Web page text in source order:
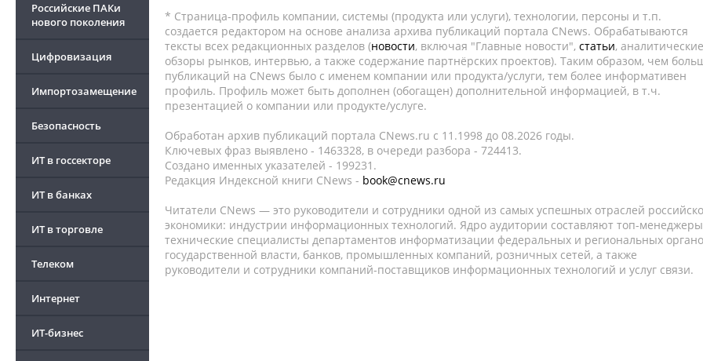
Российские ПАКи
нового поколения
Цифровизация
Импортозамещение
Безопасность
ИТ в госсекторе
ИТ в банках
ИТ в торговле
Телеком
Интернет
ИТ-бизнес
* Страница-профиль компании, системы (продукта или услуги), технологии, персоны и т.п.
создается редактором на основе анализа архива публикаций портала CNews. Обрабатываются
тексты всех редакционных разделов (новости, включая "Главные новости", статьи, аналитические
обзоры рынков, интервью, а также содержание партнёрских проектов). Таким образом, чем
публикаций на CNews было с именем компании или продукта/услуги, тем более информативен
профиль. Профиль может быть дополнен (обогащен) дополнительной информацией, в т.ч.
презентацией о компании или продукте/услуге.
Обработан архив публикаций портала CNews.ru c 11.1998 до 08.2026 годы.
Ключевых фраз выявлено - 1463328, в очереди разбора - 724413.
Создано именных указателей - 199231.
Редакция Индексной книги CNews - book@cnews.ru
Читатели CNews — это руководители и сотрудники одной из самых успешных отраслей
экономики: индустрии информационных технологий. Ядро аудитории составляют топ-
технические специалисты департаментов информатизации федеральных и региональных
государственной власти, банков, промышленных компаний, розничных сетей, а также
руководители и сотрудники компаний-поставщиков информационных технологий и услуг связи.